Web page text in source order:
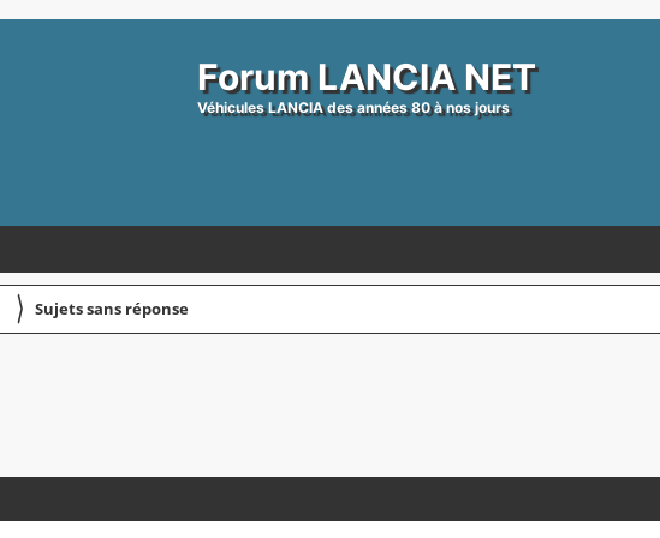
Forum LANCIA NET
Véhicules LANCIA des années 80 à nos jours
〉 Sujets sans réponse